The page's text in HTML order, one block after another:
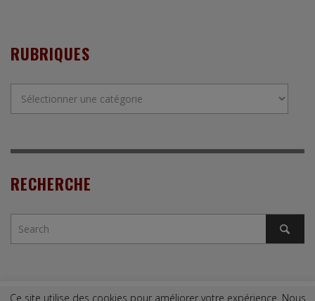
RUBRIQUES
RECHERCHE
Ce site utilise des cookies pour améliorer votre expérience. Nous